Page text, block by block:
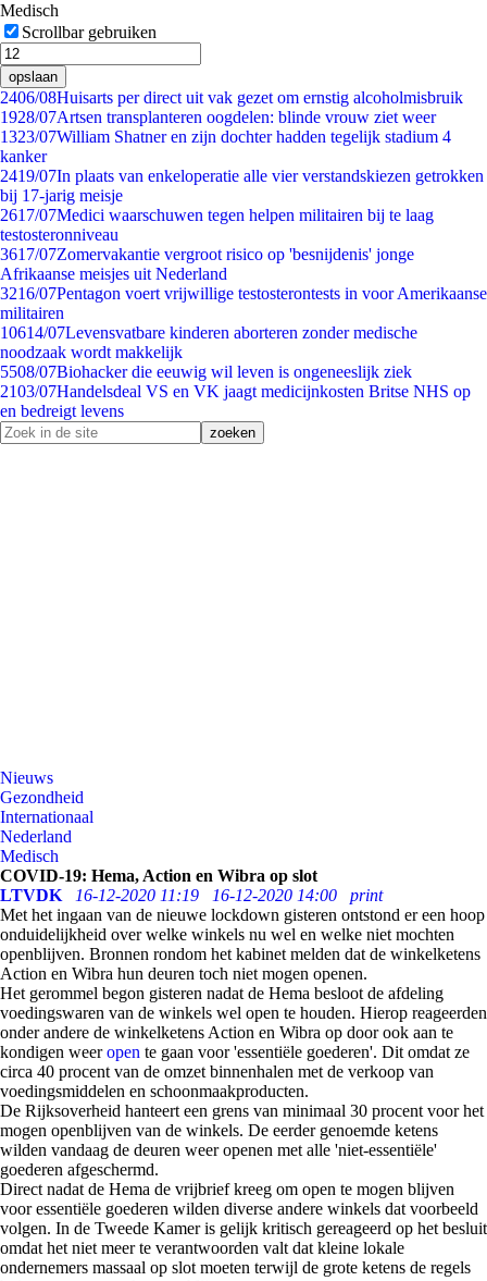
Medisch
Scrollbar gebruiken
opslaan
2406/08Huisarts per direct uit vak gezet om ernstig alcoholmisbruik
1928/07Artsen transplanteren oogdelen: blinde vrouw ziet weer
1323/07William Shatner en zijn dochter hadden tegelijk stadium 4
kanker
2419/07In plaats van enkeloperatie alle vier verstandskiezen getrokken
bij 17-jarig meisje
2617/07Medici waarschuwen tegen helpen militairen bij te laag
testosteronniveau
3617/07Zomervakantie vergroot risico op 'besnijdenis' jonge
Afrikaanse meisjes uit Nederland
3216/07Pentagon voert vrijwillige testosterontests in voor Amerikaanse
militairen
10614/07Levensvatbare kinderen aborteren zonder medische
noodzaak wordt makkelijk
5508/07Biohacker die eeuwig wil leven is ongeneeslijk ziek
2103/07Handelsdeal VS en VK jaagt medicijnkosten Britse NHS op
en bedreigt levens
Nieuws
Gezondheid
Internationaal
Nederland
Medisch
COVID-19: Hema, Action en Wibra op slot
LTVDK
16-12-2020 11:19 16-12-2020 14:00
print
Met het ingaan van de nieuwe lockdown gisteren ontstond er een hoop
onduidelijkheid over welke winkels nu wel en welke niet mochten
openblijven. Bronnen rondom het kabinet melden dat de winkelketens
Action en Wibra hun deuren toch niet mogen openen.
Het gerommel begon gisteren nadat de Hema besloot de afdeling
voedingswaren van de winkels wel open te houden. Hierop reageerden
onder andere de winkelketens Action en Wibra op door ook aan te
kondigen weeropen te gaan voor 'essentiële goederen'. Dit omdat ze
circa 40 procent van de omzet binnenhalen met de verkoop van
voedingsmiddelen en schoonmaakproducten.
De Rijksoverheid hanteert een grens van minimaal 30 procent voor het
mogen openblijven van de winkels. De eerder genoemde ketens
wilden vandaag de deuren weer openen met alle 'niet-essentiële'
goederen afgeschermd.
Direct nadat de Hema de vrijbrief kreeg om open te mogen blijven
voor essentiële goederen wilden diverse andere winkels dat voorbeeld
volgen. In de Tweede Kamer is gelijk kritisch gereageerd op het besluit
omdat het niet meer te verantwoorden valt dat kleine lokale
ondernemers massaal op slot moeten terwijl de grote ketens de regels